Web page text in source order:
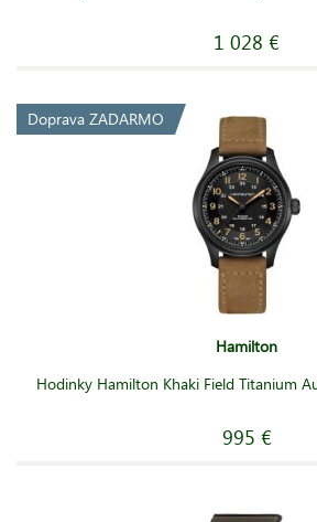
1 028 €
Doprava ZADARMO
Hamilton
Hodinky Hamilton Khaki Field Titanium
995 €